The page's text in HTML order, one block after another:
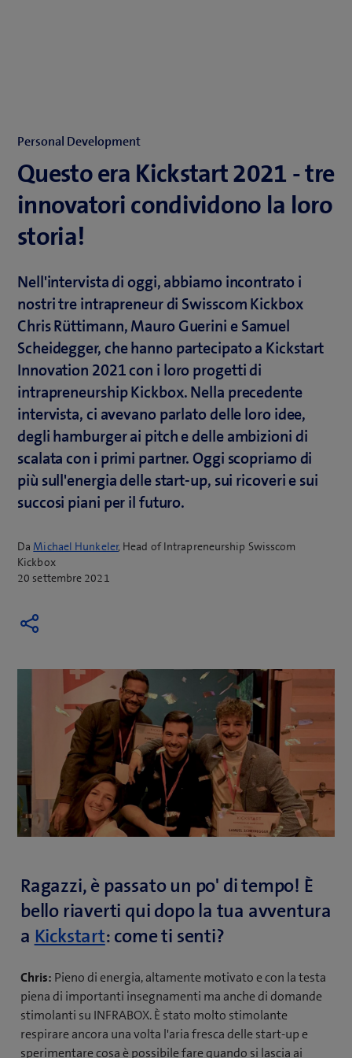
Personal Development
Questo era Kickstart 2021 - tre
innovatori condividono la loro
storia!
Nell'intervista di oggi, abbiamo incontrato i
nostri tre intrapreneur di Swisscom Kickbox
Chris Rüttimann, Mauro Guerini e Samuel
Scheidegger, che hanno partecipato a Kickstart
Innovation 2021 con i loro progetti di
intrapreneurship Kickbox. Nella precedente
intervista, ci avevano parlato delle loro idee,
degli hamburger ai pitch e delle ambizioni di
scalata con i primi partner. Oggi scopriamo di
più sull'energia delle start-up, sui ricoveri e sui
succosi piani per il futuro.
DaMichael Hunkeler, Head of Intrapreneurship Swisscom
Kickbox
20 settembre 2021
Ragazzi, è passato un po' di tempo! È
bello riaverti qui dopo la tua avventura
a Kickstart(
p
r
e
: come ti senti?
Chris: Pieno di energia, altamente motivato e con la testa
piena di importanti insegnamenti ma anche di domande
stimolanti su INFRABOX. È stato molto stimolante
respirare ancora una volta l'aria fresca delle start-up e
sperimentare cosa è possibile fare quando si lascia ai